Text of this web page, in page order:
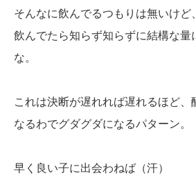
そんなに飲んでるつもりは無いけど
飲んでたら知らず知らずに結構な量
な。
これは決断が遅れれば遅れるほど、
なるわでグダグダになるパターン。
早く良い子に出会わねば（汗）